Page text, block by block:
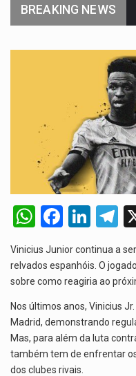
BREAKING NEWS
W
at
s
A
p
p
F
a
ce
b
o
o
k
Li
n
ke
dI
n
T
e
a
Vinicius Junior continua a
relvados espanhóis. O
sobre como reagiria ao
Nos últimos anos, Vinicius
Madrid, demonstrando
Mas, para além da luta
também tem de enfrentar
dos clubes rivais.